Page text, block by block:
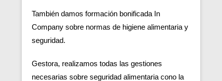
También damos formación bonificada In
Company sobre normas de higiene alimentaria y
seguridad.
Gestora, realizamos todas las gestiones
necesarias sobre seguridad alimentaria cono la